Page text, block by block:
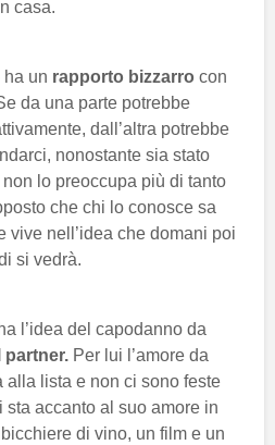
casa.
ha un rapporto bizzarro con
da una parte potrebbe
dall’altra potrebbe
nonostante sia stato
lo preoccupa più di tanto
che chi lo conosce sa
vive nell’idea che domani poi
si vedrà.
l’idea del capodanno da
partner. Per lui l’amore da
alla lista e non ci sono feste
accanto al suo amore in
di vino, un film e un